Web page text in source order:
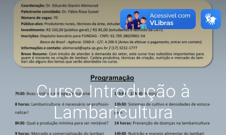
Curso Introdução à
Lambaricultura